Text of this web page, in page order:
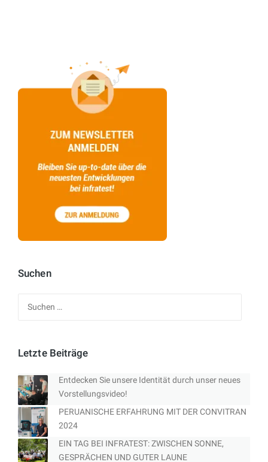
Suchen
Letzte Beiträge
Entdecken Sie unsere Identität durch unser neues
Vorstellungsvideo!
PERUANISCHE ERFAHRUNG MIT DER CONVITRAN
2024
EIN TAG BEI INFRATEST: ZWISCHEN SONNE,
GESPRÄCHEN UND GUTER LAUNE